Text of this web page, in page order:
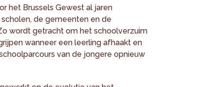
het Brussels Gewest al jaren
de gemeenten en de
wordt getracht om het schoolverzuim
wanneer een leerling afhaakt en
van de jongere opnieuw